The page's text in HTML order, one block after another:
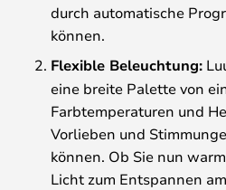
durch automatische
können.
Flexible Beleuchtung:
eine breite Palette von
Farbtemperaturen und
Vorlieben und
können. Ob Sie nun
Licht zum Entspannen